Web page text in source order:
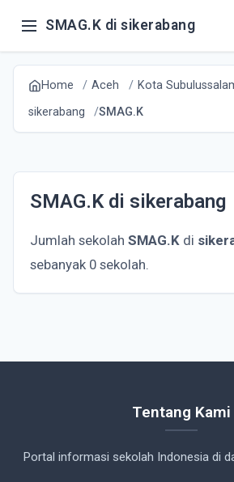
SMAG.K di sikerabang
Home Aceh Kota
sikerabang
SMAG.K
SMAG.K di sikerabang
Jumlah sekolah SMAG.K di
sebanyak 0 sekolah.
Tentang Kami
Portal informasi sekolah Indonesia di